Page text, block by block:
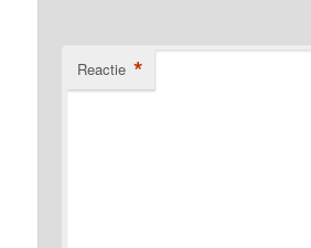
Reactie *